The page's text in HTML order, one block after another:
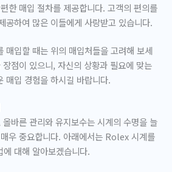
한 매입 절차를 제공합니다. 고객의 편의를
공하여 많은 이들에게 사랑받고 있습니다.
입할 때는 위의 매입처들을 고려해 보세
점이 있으니, 자신의 상황과 필요에 맞는
매입 경험을 하시길 바랍니다.
바른 관리와 유지보수는 시계의 수명을 늘
우 중요합니다. 아래에서는 Rolex 시계를
대해 알아보겠습니다.